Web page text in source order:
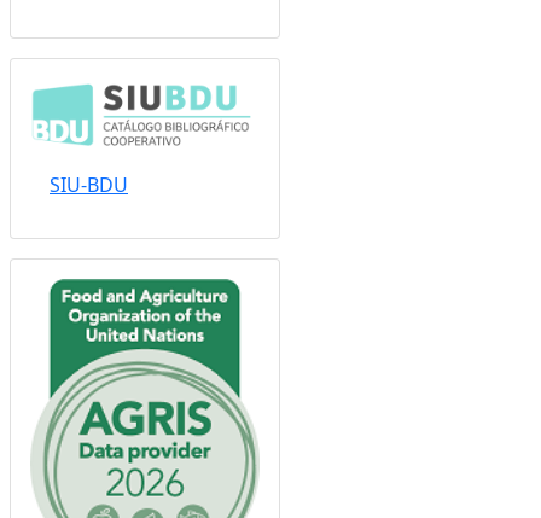
Sistema Nacional de
Repositorios
SIU-BDU